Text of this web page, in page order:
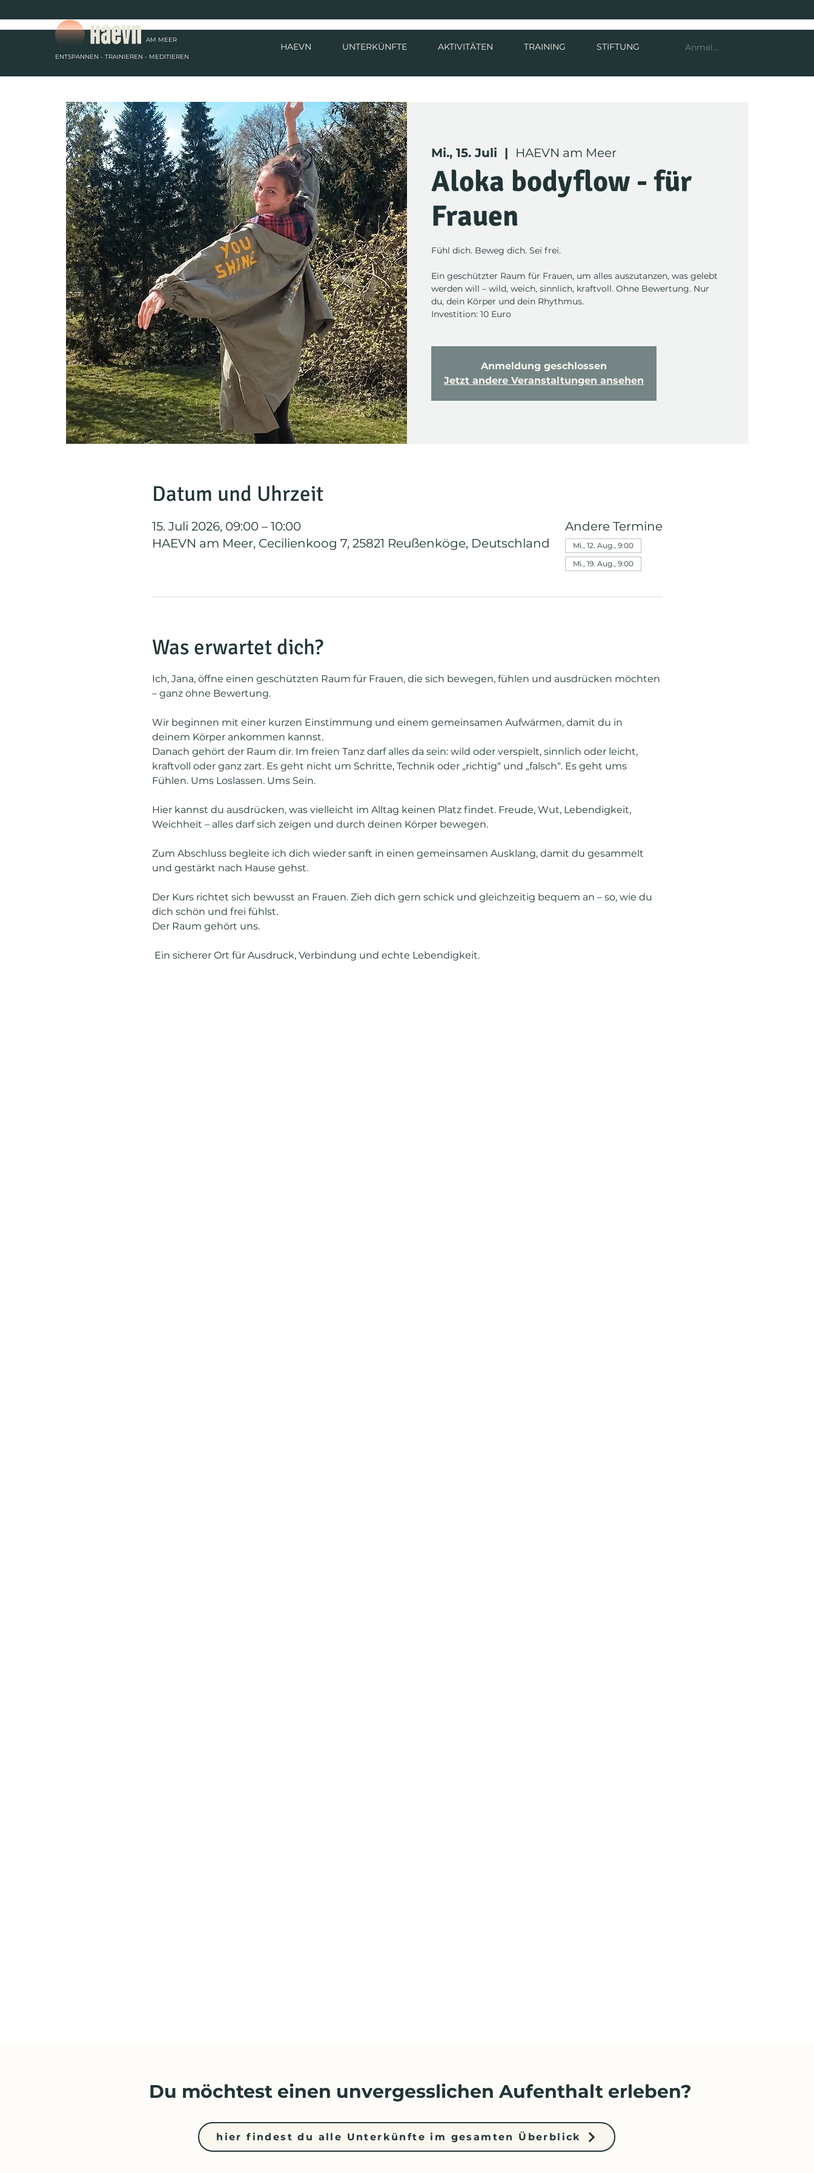
AM MEER
ENTSPANNEN - TRAINIEREN - MEDITIEREN
HAEVN UNTERKÜNFTE AKTIVITÄTEN TRAINING STIFTUNG Anmelden
Mi., 15. Juli
  |
HAEVN am Meer
Aloka bodyflow - für
Frauen
Fühl dich. Beweg dich. Sei frei.
Ein geschützter Raum für Frauen, um alles auszutanzen, was gelebt
werden will – wild, weich, sinnlich, kraftvoll. Ohne Bewertung. Nur
du, dein Körper und dein Rhythmus.
Investition: 10 Euro
Anmeldung geschlossen
Jetzt andere Veranstaltungen ansehen
Datum und Uhrzeit
15. Juli 2026, 09:00 – 10:00
HAEVN am Meer, Cecilienkoog 7, 25821 Reußenköge, Deutschland
Andere Termine
Mi., 12. Aug., 9:00
Mi., 19. Aug., 9:00
Was erwartet dich?
Ich, Jana, öffne einen geschützten Raum für Frauen, die sich bewegen, fühlen und ausdrücken möchten
– ganz ohne Bewertung.
Wir beginnen mit einer kurzen Einstimmung und einem gemeinsamen Aufwärmen, damit du in
deinem Körper ankommen kannst.
Danach gehört der Raum dir. Im freien Tanz darf alles da sein: wild oder verspielt, sinnlich oder leicht,
kraftvoll oder ganz zart. Es geht nicht um Schritte, Technik oder „richtig“ und „falsch“. Es geht ums
Fühlen. Ums Loslassen. Ums Sein.
Hier kannst du ausdrücken, was vielleicht im Alltag keinen Platz findet. Freude, Wut, Lebendigkeit,
Weichheit – alles darf sich zeigen und durch deinen Körper bewegen.
Zum Abschluss begleite ich dich wieder sanft in einen gemeinsamen Ausklang, damit du gesammelt
und gestärkt nach Hause gehst.
Der Kurs richtet sich bewusst an Frauen. Zieh dich gern schick und gleichzeitig bequem an – so, wie du
dich schön und frei fühlst.
Der Raum gehört uns.
Ein sicherer Ort für Ausdruck, Verbindung und echte Lebendigkeit.
Du möchtest einen unvergesslichen Aufenthalt erleben?
hier findest du alle Unterkünfte im gesamten Überblick